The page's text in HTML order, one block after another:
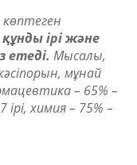
көптеген
ірі және
етеді. Мысалы,
мұнай
– 65% –
химия – 75% –